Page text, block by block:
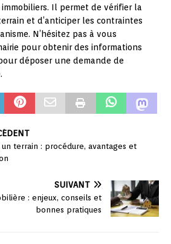
Il permet de vérifier la
et d’anticiper les contraintes
N’hésitez pas à vous
pour obtenir des informations
déposer une demande de
terrain : procédure, avantages et
SUIVANT
: enjeux, conseils et
bonnes pratiques